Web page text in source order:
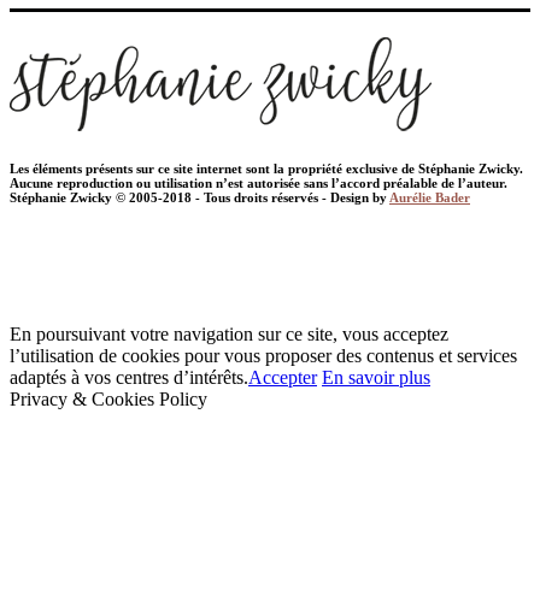
Les éléments présents sur ce site internet sont la propriété exclusive de Stéphanie Zwicky.
Aucune reproduction ou utilisation n’est autorisée sans l’accord préalable de l’auteur.
Stéphanie Zwicky © 2005-2018 - Tous droits réservés - Design by Aurélie Bader
En poursuivant votre navigation sur ce site, vous acceptez
l’utilisation de cookies pour vous proposer des contenus et services
adaptés à vos centres d’intérêts.Accepter En savoir plus
Privacy & Cookies Policy